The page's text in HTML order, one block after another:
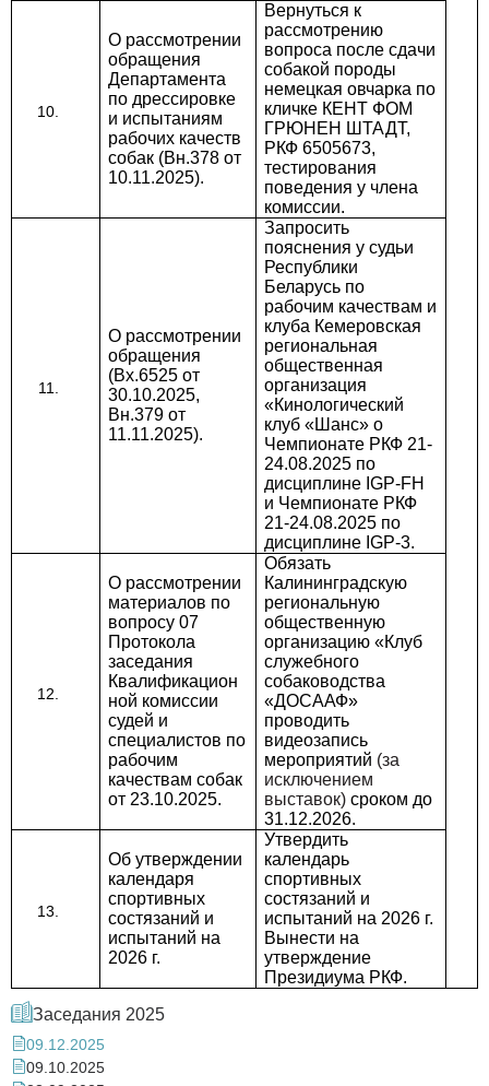
О рассмотрении
обращения
Департамента
по дрессировке
и испытаниям
рабочих качеств
собак (Вн.378 от
10.11.2025).
Вернуться к
рассмотрению
вопроса после сдачи
собакой породы
немецкая овчарка по
кличке КЕНТ ФОМ
ГРЮНЕН ШТАДТ,
РКФ 6505673,
тестирования
поведения у члена
комиссии.
О рассмотрении
обращения
(Вх.6525 от
30.10.2025,
Вн.379 от
11.11.2025).
Запросить
пояснения у судьи
Республики
Беларусь по
рабочим качествам и
клуба Кемеровская
региональная
общественная
организация
«Кинологический
клуб «Шанс» о
Чемпионате РКФ 21-
24.08.2025 по
дисциплине IGP-FH
и Чемпионате РКФ
21-24.08.2025 по
дисциплине IGP-3.
О рассмотрении
материалов по
вопросу 07
Протокола
заседания
Квалификацион
ной комиссии
судей и
специалистов по
рабочим
качествам собак
от 23.10.2025.
Обязать
Калининградскую
региональную
общественную
организацию «Клуб
служебного
собаководства
«ДОСААФ»
проводить
видеозапись
мероприятий (за
исключением
выставок) сроком до
31.12.2026.
Об утверждении
календаря
спортивных
состязаний и
испытаний на
2026 г.
Утвердить
календарь
спортивных
состязаний и
испытаний на 2026 г.
Вынести на
утверждение
Президиума РКФ.
Заседания 2025
09.12.2025
09.10.2025